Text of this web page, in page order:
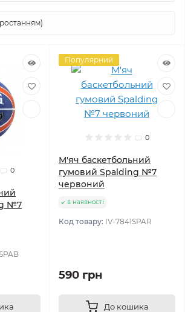
0
№7
Популярний
0
М'яч баскетбольний
гумовий Spalding №7
червоний
в наявності
Код товару: IV-7841SPAR
590 грн
До кошика